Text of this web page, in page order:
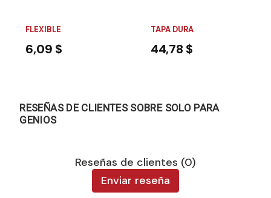
FLEXIBLE
6,09 $
TAPA DURA
44,78 $
RESEÑAS DE CLIENTES SOBRE SOLO PARA
GENIOS
Reseñas de clientes (0)
Enviar reseña